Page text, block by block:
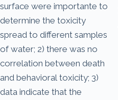
surface were importante to
determine the toxicity
spread to different samples
of water; 2) there was no
correlation between death
and behavioral toxicity; 3)
data indicate that the